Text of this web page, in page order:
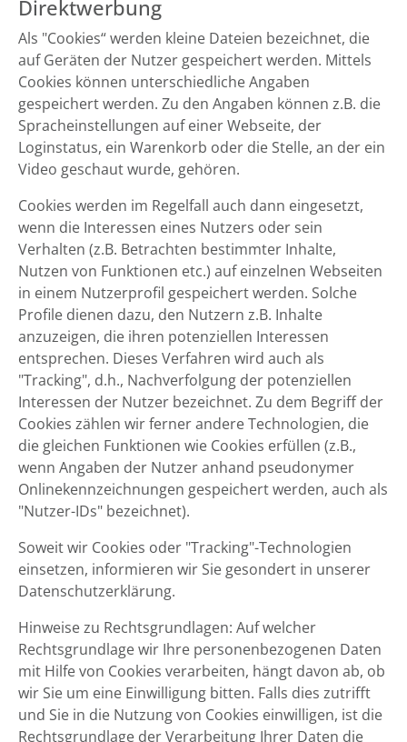
Direktwerbung
Als "Cookies“ werden kleine Dateien bezeichnet, die
auf Geräten der Nutzer gespeichert werden. Mittels
Cookies können unterschiedliche Angaben
gespeichert werden. Zu den Angaben können z.B. die
Spracheinstellungen auf einer Webseite, der
Loginstatus, ein Warenkorb oder die Stelle, an der ein
Video geschaut wurde, gehören.
Cookies werden im Regelfall auch dann eingesetzt,
wenn die Interessen eines Nutzers oder sein
Verhalten (z.B. Betrachten bestimmter Inhalte,
Nutzen von Funktionen etc.) auf einzelnen Webseiten
in einem Nutzerprofil gespeichert werden. Solche
Profile dienen dazu, den Nutzern z.B. Inhalte
anzuzeigen, die ihren potenziellen Interessen
entsprechen. Dieses Verfahren wird auch als
"Tracking", d.h., Nachverfolgung der potenziellen
Interessen der Nutzer bezeichnet. Zu dem Begriff der
Cookies zählen wir ferner andere Technologien, die
die gleichen Funktionen wie Cookies erfüllen (z.B.,
wenn Angaben der Nutzer anhand pseudonymer
Onlinekennzeichnungen gespeichert werden, auch als
"Nutzer-IDs" bezeichnet).
Soweit wir Cookies oder "Tracking"-Technologien
einsetzen, informieren wir Sie gesondert in unserer
Datenschutzerklärung.
Hinweise zu Rechtsgrundlagen: Auf welcher
Rechtsgrundlage wir Ihre personenbezogenen Daten
mit Hilfe von Cookies verarbeiten, hängt davon ab, ob
wir Sie um eine Einwilligung bitten. Falls dies zutrifft
und Sie in die Nutzung von Cookies einwilligen, ist die
Rechtsgrundlage der Verarbeitung Ihrer Daten die